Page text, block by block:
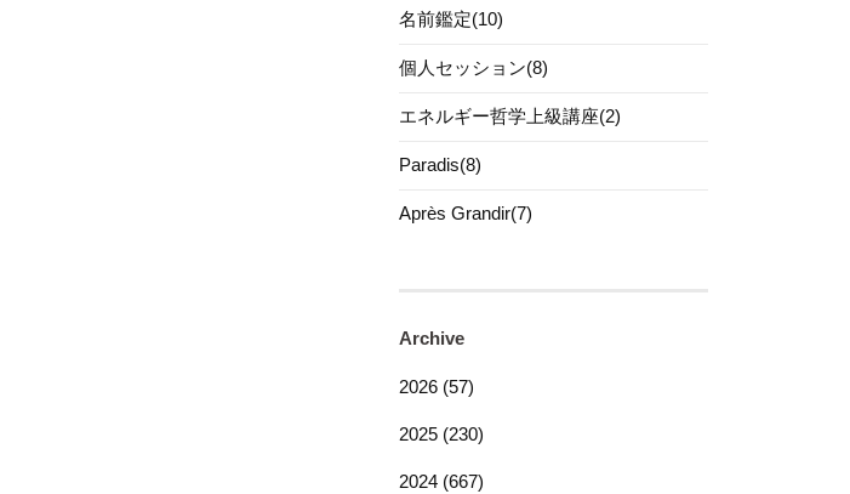
名前鑑定(10)
個人セッション(8)
エネルギー哲学上級講座(2)
Paradis(8)
Après Grandir(7)
Archive
2026 (57)
2025 (230)
2024 (667)